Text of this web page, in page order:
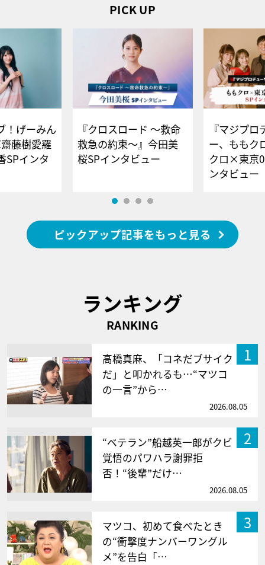
PICK UP
！げーみん
藤樹愛羅
SPインタ
『クロスロード ～救命
救急の約束～』今田美
桜SPインタビュー
『マジプロ
ー、ももク
クロ×東京
ンタビュー
ピックアップ記事をもっと見る
ランキング
RANKING
1
高橋真麻、「コネだブサイク
だ」と叩かれるも…“マツコ
の一言”から…
2026.08.05
2
“ベテラン”船越英一郎がクビ
覚悟のパワハラ謝罪拒
否！“後輩”だけ…
2026.08.05
3
マツコ、初めて食べたとき
の“衝撃度ナンバーワングル
メ”を告白「…